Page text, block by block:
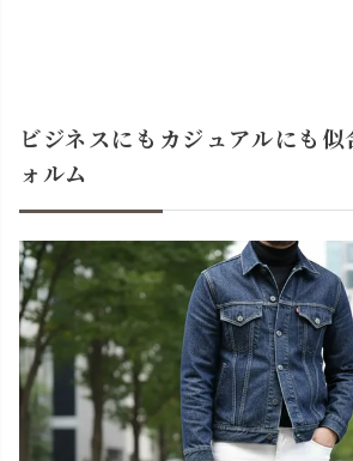
ビジネスにもカジュアルにも
ォルム